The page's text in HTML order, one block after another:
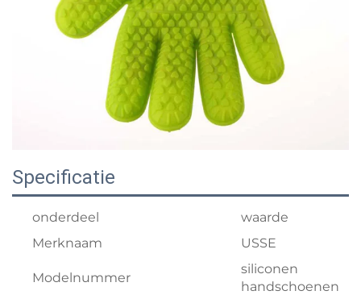
Specificatie
onderdeel
waarde
Merknaam
USSE
Modelnummer
siliconen
handschoenen